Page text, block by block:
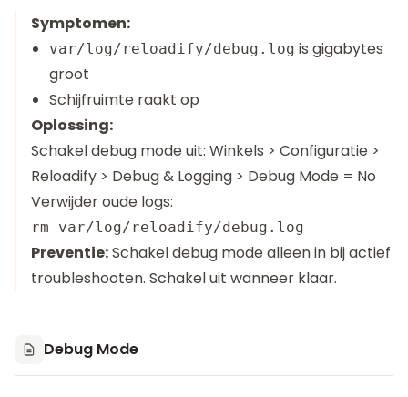
Symptomen:
var/log/reloadify/debug.log is gigabytes
groot
Schijfruimte raakt op
Oplossing:
Schakel debug mode uit: Winkels > Configuratie >
Reloadify > Debug & Logging > Debug Mode = No
Verwijder oude logs:
Preventie:Schakel debug mode alleen in bij actief
troubleshooten. Schakel uit wanneer klaar.
Debug Mode